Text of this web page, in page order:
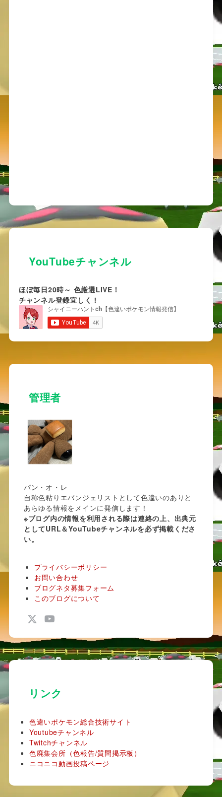
YouTubeチャンネル
ほぼ毎日20時～ 色厳選LIVE！
チャンネル登録宜しく！
管理者
パン・オ・レ
自称色粘りエバンジェリストとして色違いのありと
あらゆる情報をメインに発信します！
※ブログ内の情報を利用される際は連絡の上、出典元
としてURL＆YouTubeチャンネルを必ず掲載くださ
い。
プライバシーポリシー
お問い合わせ
ブログネタ募集フォーム
このブログについて
リンク
色違いポケモン総合技術サイト
Youtubeチャンネル
Twitchチャンネル
色廃集会所（色報告/質問掲示板）
ニコニコ動画投稿ページ